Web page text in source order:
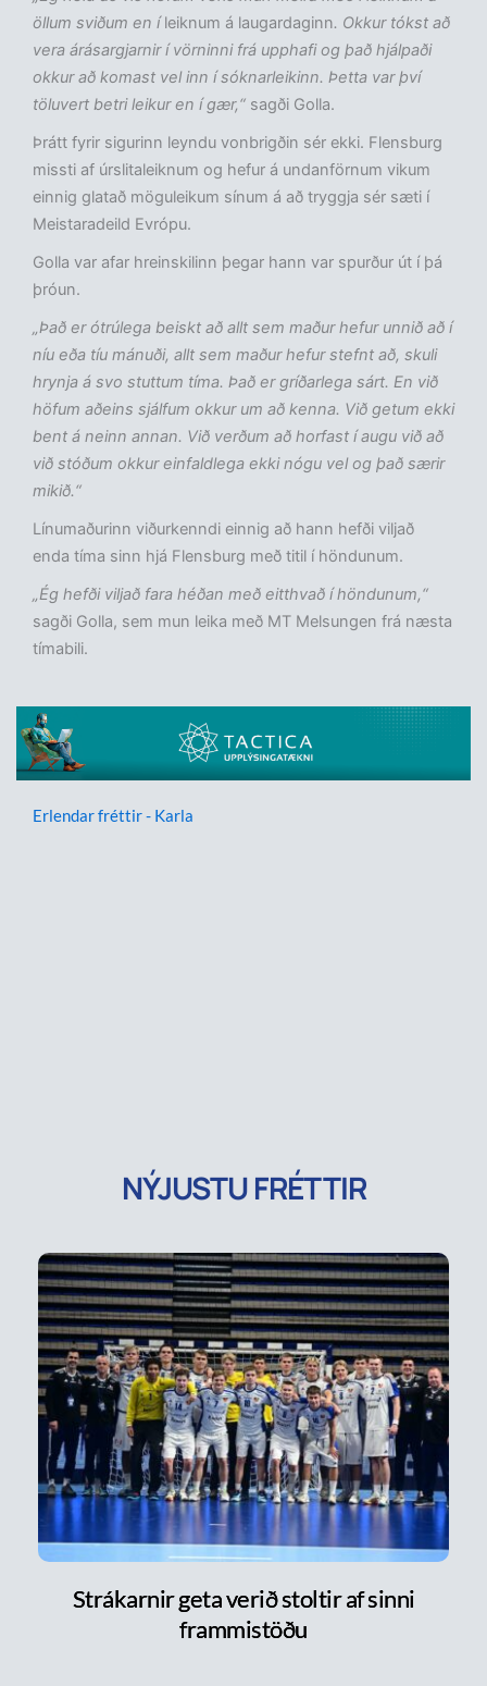
öllum sviðum en íleiknum á laugardaginn. Okkur tókst að
vera árásargjarnir í vörninni frá upphafi og það hjálpaði
okkur að komast vel inn í sóknarleikinn. Þetta var því
töluvert betri leikur en í gær,“ sagði Golla.
Þrátt fyrir sigurinn leyndu vonbrigðin sér ekki. Flensburg
missti af úrslitaleiknum og hefur á undanförnum vikum
einnig glatað möguleikum sínum á að tryggja sér sæti í
Meistaradeild Evrópu.
Golla var afar hreinskilinn þegar hann var spurður út í þá
þróun.
„Það er ótrúlega beiskt að allt sem maður hefur unnið að í
níu eða tíu mánuði, allt sem maður hefur stefnt að, skuli
hrynja á svo stuttum tíma. Það er gríðarlega sárt. En við
höfum aðeins sjálfum okkur um að kenna. Við getum ekki
bent á neinn annan. Við verðum að horfast í augu við að
við stóðum okkur einfaldlega ekki nógu vel og það særir
mikið.“
Línumaðurinn viðurkenndi einnig að hann hefði viljað
enda tíma sinn hjá Flensburg með titil í höndunum.
„Ég hefði viljað fara héðan með eitthvað í höndunum,“
sagði Golla, sem mun leika með MT Melsungen frá næsta
tímabili.
Erlendar fréttir - Karla
NÝJUSTU FRÉTTIR
Strákarnir geta verið stoltir af sinni
frammistöðu